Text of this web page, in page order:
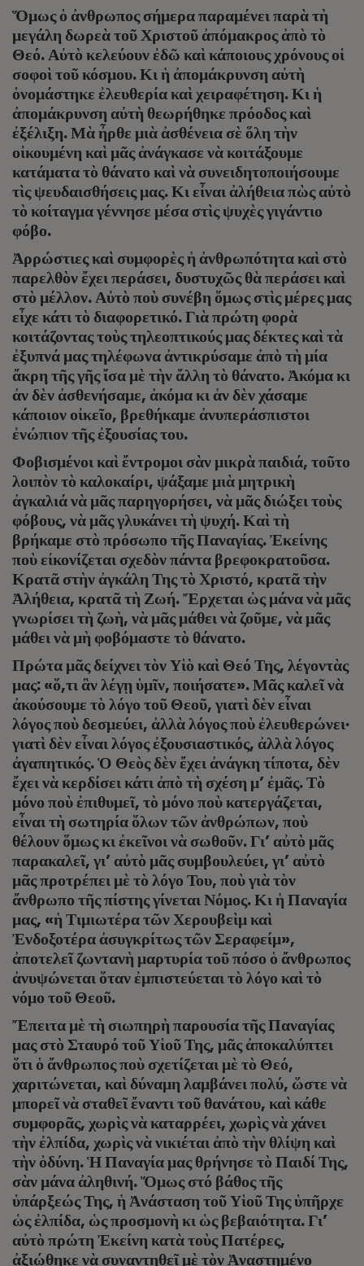
Ὅμως ὁ ἀνθρωπος σήμερα παραμένει παρὰ τὴ
μεγάλη δωρεὰ τοῦ Χριστοῦ ἀπόμακρος ἀπὸ τὸ
Θεό. Αὐτὸ κελεύουν ἐδῶ καὶ κάποιους χρόνους οἱ
σοφοὶ τοῦ κόσμου. Κι ἡ ἀπομάκρυνση αὐτὴ
ὀνομάστηκε ἐλευθερία καὶ χειραφέτηση. Κι ἡ
ἀπομάκρυνση αὐτὴ θεωρήθηκε πρόοδος καὶ
ἐξέλιξη. Μὰ ἦρθε μιὰ ἀσθένεια σὲ ὅλη τὴν
οἰκουμένη καὶ μᾶς ἀνάγκασε νὰ κοιτάξουμε
κατάματα τὸ θάνατο καὶ νὰ συνειδητοποιήσουμε
τὶς ψευδαισθήσεις μας. Κι εἶναι ἀλήθεια πὼς αὐτὸ
τὸ κοίταγμα γέννησε μέσα στὶς ψυχὲς γιγάντιο
φόβο.
Ἀρρώστιες καὶ συμφορὲς ἡ ἀνθρωπότητα καὶ στὸ
παρελθὸν ἔχει περάσει, δυστυχῶς θὰ περάσει καὶ
στὸ μέλλον. Αὐτὸ ποὺ συνέβη ὅμως στὶς μέρες μας
εἶχε κάτι τὸ διαφορετικό. Γιὰ πρώτη φορὰ
κοιτάζοντας τοὺς τηλεοπτικούς μας δέκτες καὶ τὰ
ἐξυπνά μας τηλέφωνα ἀντικρύσαμε ἀπὸ τὴ μία
ἄκρη τῆς γῆς ἴσα μὲ τὴν ἄλλη τὸ θάνατο. Ἀκόμα κι
ἀν δὲν ἀσθενήσαμε, ἀκόμα κι ἀν δὲν χάσαμε
κάποιον οἰκεῖο, βρεθήκαμε ἀνυπεράσπιστοι
ἐνώπιον τῆς ἐξουσίας του.
Φοβισμένοι καὶ ἔντρομοι σὰν μικρὰ παιδιά, τοῦτο
λοιπὸν τὸ καλοκαίρι, ψάξαμε μιὰ μητρικὴ
ἀγκαλιά νὰ μᾶς παρηγορήσει, νὰ μᾶς διώξει τοὺς
φόβους, νὰ μᾶς γλυκάνει τὴ ψυχή. Καὶ τὴ
βρήκαμε στὸ πρόσωπο τῆς Παναγίας. Ἐκείνης
ποὺ εἰκονίζεται σχεδὸν πάντα βρεφοκρατοῦσα.
Κρατᾶ στὴν ἀγκάλη Της τὸ Χριστό, κρατᾶ τὴν
Ἀλήθεια, κρατᾶ τὴ Ζωή. Ἔρχεται ὡς μάνα νὰ μᾶς
γνωρίσει τὴ ζωὴ, νὰ μᾶς μάθει νὰ ζοῦμε, νὰ μᾶς
μάθει νὰ μὴ φοβόμαστε τὸ θάνατο.
Πρώτα μᾶς δείχνει τὸν Υἱὸ καὶ Θεό Της, λέγοντὰς
μας: «ὅ,τι ἂν λέγῃ ὑμῖν, ποιήσατε». Μᾶς καλεῖ νὰ
ἀκούσουμε τὸ λόγο τοῦ Θεοῦ, γιατὶ δὲν εἶναι
λόγος ποὺ δεσμεύει, ἀλλὰ λόγος ποὺ ἐλευθερώνει·
γιατὶ δὲν εἶναι λόγος ἐξουσιαστικός, ἀλλὰ λόγος
ἀγαπητικός. Ὁ Θεὸς δὲν ἔχει ἀνάγκη τίποτα, δὲν
ἔχει νὰ κερδίσει κάτι ἀπὸ τὴ σχέση μ’ ἐμᾶς. Τὸ
μόνο ποὺ ἐπιθυμεῖ, τὸ μόνο ποὺ κατεργάζεται,
εἶναι τὴ σωτηρία ὅλων τῶν ἀνθρώπων, ποὺ
θέλουν ὅμως κι ἐκεῖνοι νὰ σωθοῦν. Γι’ αὐτὸ μᾶς
παρακαλεῖ, γι’ αὐτὸ μᾶς συμβουλεύει, γι’ αὐτὸ
μᾶς προτρέπει μὲ τὸ λόγο Του, ποὺ γιὰ τὸν
ἄνθρωπο τῆς πίστης γίνεται Νόμος. Κι ἡ Παναγία
μας, «ἡ Τιμιωτέρα τῶν Χερουβεὶμ καὶ
Ἐνδοξοτέρα ἀσυγκρίτως τῶν Σεραφείμ»,
ἀποτελεῖ ζωντανὴ μαρτυρία τοῦ πόσο ὁ ἄνθρωπος
ἀνυψώνεται ὅταν ἐμπιστεύεται τὸ λόγο καὶ τὸ
νόμο τοῦ Θεοῦ.
Ἔπειτα μὲ τὴ σιωπηρὴ παρουσία τῆς Παναγίας
μας στὸ Σταυρό τοῦ Υἱοῦ Της, μᾶς ἀποκαλύπτει
ὅτι ὁ ἄνθρωπος ποὺ σχετίζεται μὲ τὸ Θεό,
χαριτώνεται, καὶ δύναμη λαμβάνει πολύ, ὥστε νὰ
μπορεῖ νὰ σταθεῖ ἔναντι τοῦ θανάτου, καὶ κάθε
συμφορᾶς, χωρὶς νὰ καταρρέει, χωρὶς νὰ χάνει
τὴν ἐλπίδα, χωρὶς νὰ νικιέται ἀπὸ τὴν θλίψη καὶ
τὴν ὀδύνη. Ἡ Παναγία μας θρήνησε τὸ Παιδί Της,
σὰν μάνα ἀληθινή. Ὅμως στό βάθος τῆς
ὑπάρξεώς Της, ἡ Ἀνάσταση τοῦ Υἱοῦ Της ὑπῆρχε
ὡς ἐλπίδα, ὡς προσμονὴ κι ὡς βεβαιότητα. Γι’
αὐτὸ πρώτη Ἐκείνη κατὰ τοὺς Πατέρες,
ἀξιώθηκε νὰ συναντηθεῖ μὲ τὸν Ἀναστημένο